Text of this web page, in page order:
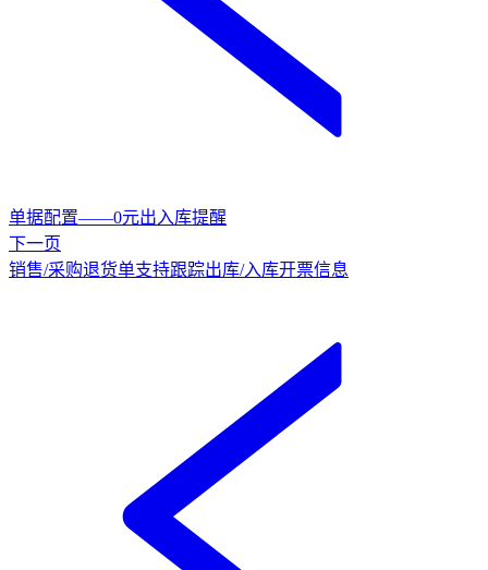
单据配置——0元出入库提醒
下一页
销售/采购退货单支持跟踪出库/入库开票信息